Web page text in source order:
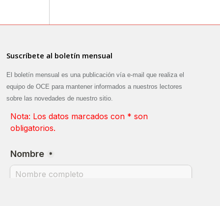
Suscríbete al boletín mensual
El boletín mensual es una publicación vía e-mail que realiza el
equipo de OCE para mantener informados a nuestros lectores
sobre las novedades de nuestro sitio.